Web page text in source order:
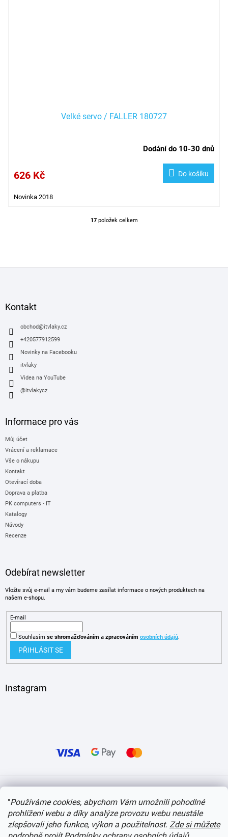
"Používáme cookies, abychom Vám umožnili pohodlné
prohlížení webu a díky analýze provozu webu neustále
zlepšovali jeho funkce, výkon a použitelnost. Zde si můžete
Velké servo / FALLER 180727
Dodání do 10-30 dnů
626 Kč Do košíku
Novinka 2018
O
17položek celkem
Kontakt
obchod@itvlaky.cz
+420577912599
Novinky na Facebooku
itvlaky
Videa na YouTube
@itvlakycz
Informace pro vás
Můj účet
Vrácení a reklamace
Vše o nákupu
Kontakt
Otevírací doba
Doprava a platba
PK computers - IT
Katalogy
Návody
Recenze
Odebírat newsletter
Vložte svůj e-mail a my vám budeme zasílat informace o nových produktech na
našem e-shopu.
E-mail
Souhlasím se shromažďováním a zpracováním osobních údajů.
PŘIHLÁSIT SE
Instagram
Copyright 2026itvlaky.cz . Všechna práva vyhrazena. Upravit nastavení cookies